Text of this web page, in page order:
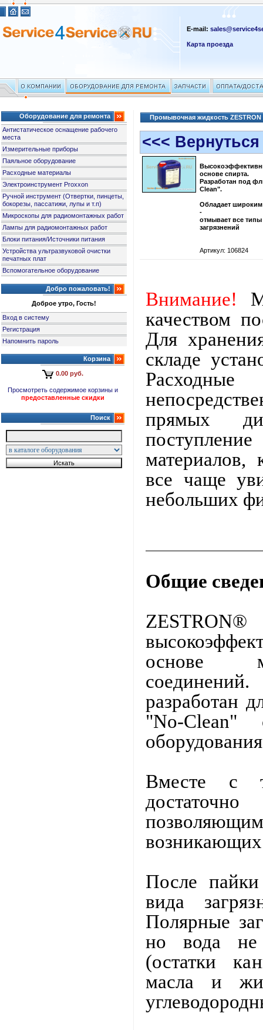
E-mail:
Карта проезда
Оборудование для ремонта
Антистатическое оснащение рабочего
места
Измерительные приборы
Паяльное оборудование
Расходные материалы
Электроинструмент Proxxon
Ручной инструмент (Отвертки, пинцеты,
бокорезы, пассатижи, лупы и т.п)
Микроскопы для радиомонтажных работ
Лампы для радиомонтажных работ
Блоки питания/Источники питания
Устройства ультразвуковой очистки
печатных плат
Вспомогательное оборудование
Добро пожаловать!
Доброе утро, Гость!
Вход в систему
Регистрация
Напомнить пароль
Корзина
0.00 руб.
Просмотреть содержимое корзины и
предоставленные скидки
Поиск
Промывочная жидкость ZESTRON
<<<
основе спирта.
Разработан под
Clean".
Обладает широким
-
отмывает все типы
загрязнений
Артикул: 106824
Внимание!
качеством
Для
складе
прямых
все чаще
небольших
Общие
основе
разработан
"No-Clean"
Вместе с
возникающих
После
вида
Полярные
но вода не
(остатки
масла и